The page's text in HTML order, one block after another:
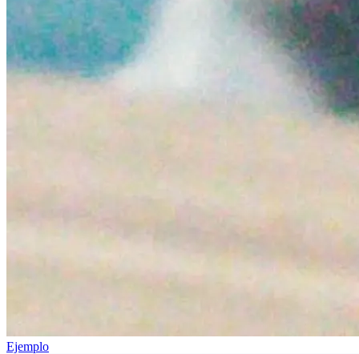
Ejemplo